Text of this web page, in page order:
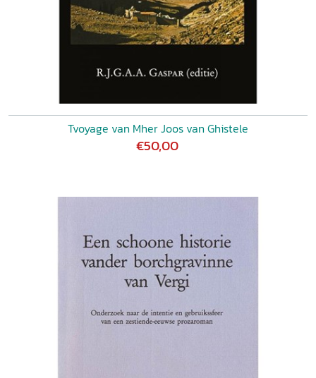
Tvoyage van Mher Joos van Ghistele
€50,00